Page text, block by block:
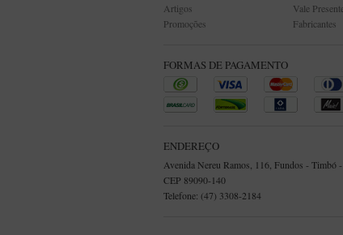
Artigos
Promoções
Vale
Fabricantes
FORMAS DE PAGAMENTO
ENDEREÇO
Avenida Nereu Ramos, 116, Fundos - Timbó
CEP 89090-140
Telefone: (47) 3308-2184